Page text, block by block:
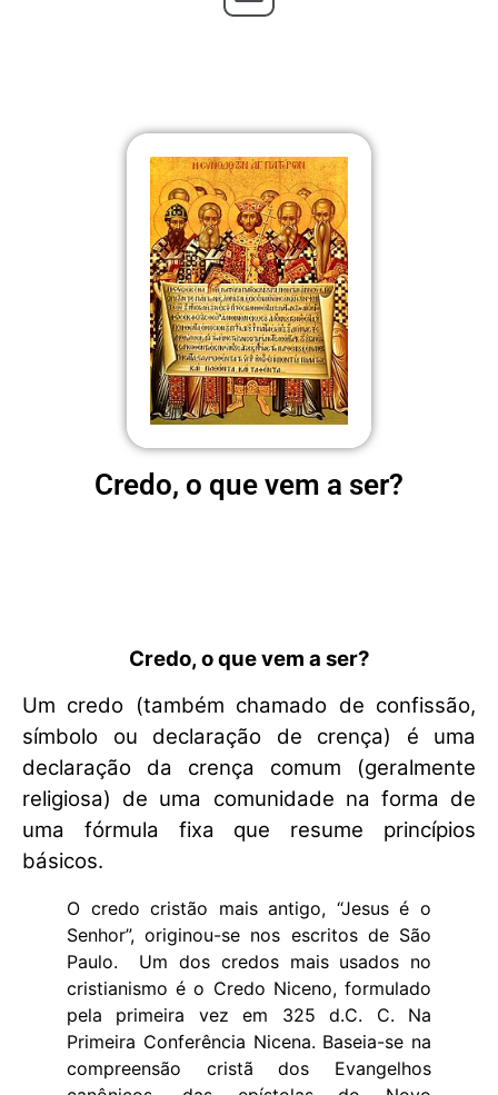
Credo, o que vem a ser?
Credo, o que vem a ser?
Um credo (também chamado de confissão,
símbolo ou declaração de crença) é uma
declaração da crença comum (geralmente
religiosa) de uma comunidade na forma de
uma fórmula fixa que resume princípios
básicos.
O credo cristão mais antigo, “Jesus é o
Senhor”, originou-se nos escritos de São
Paulo. Um dos credos mais usados ​​no
cristianismo é o Credo Niceno, formulado
pela primeira vez em 325 d.C. C. Na
Primeira Conferência Nicena. Baseia-se na
compreensão cristã dos Evangelhos